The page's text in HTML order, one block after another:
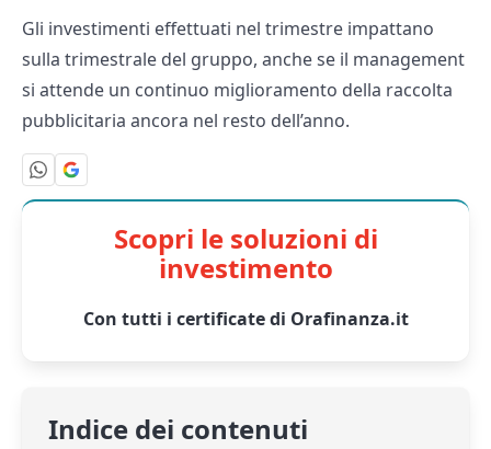
Gli investimenti effettuati nel trimestre impattano
sulla trimestrale del gruppo, anche se il management
si attende un continuo miglioramento della raccolta
pubblicitaria ancora nel resto dell’anno.
Scopri le soluzioni di
investimento
Con tutti i certificate di Orafinanza.it
Indice dei contenuti